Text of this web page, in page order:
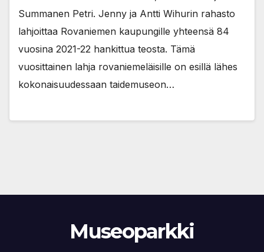
Summanen Petri. Jenny ja Antti Wihurin rahasto
lahjoittaa Rovaniemen kaupungille yhteensä 84
vuosina 2021-22 hankittua teosta. Tämä
vuosittainen lahja rovaniemeläisille on esillä lähes
kokonaisuudessaan taidemuseon…
Museoparkki